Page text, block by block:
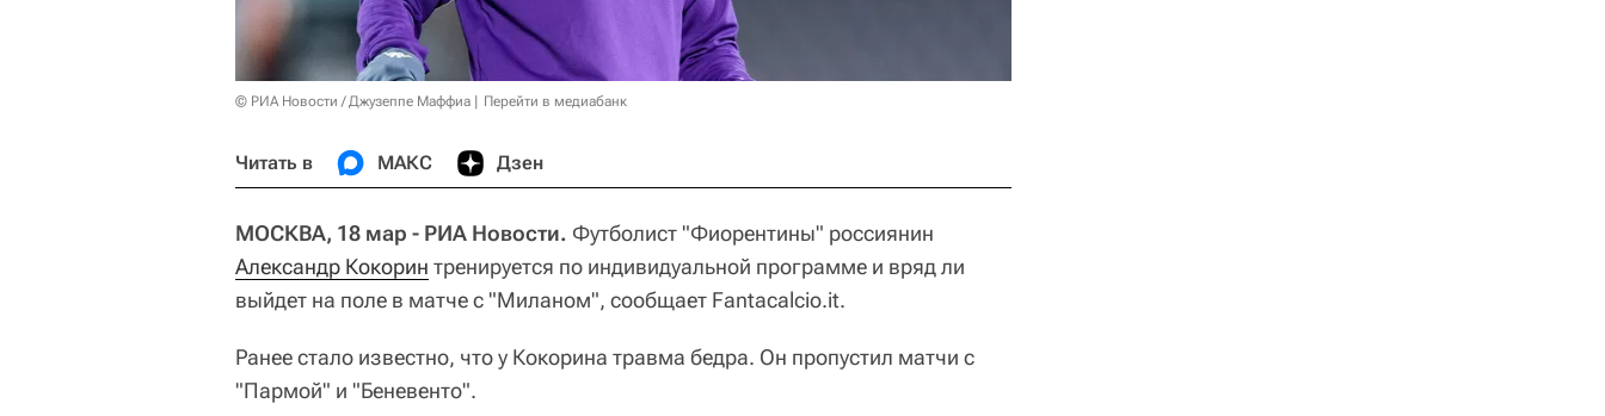
© РИА Новости / Джузеппе Маффиа Перейти в медиабанк
Читать в МАКС Дзен
МОСКВА, 18 мар - РИА Новости. Футболист "Фиорентины" россиянин
Александр Кокорин тренируется по индивидуальной программе и вряд ли
выйдет на поле в матче с "Миланом", сообщает Fantacalcio.it.
Ранее стало известно, что у Кокорина травма бедра. Он пропустил матчи с
"Пармой" и "Беневенто".